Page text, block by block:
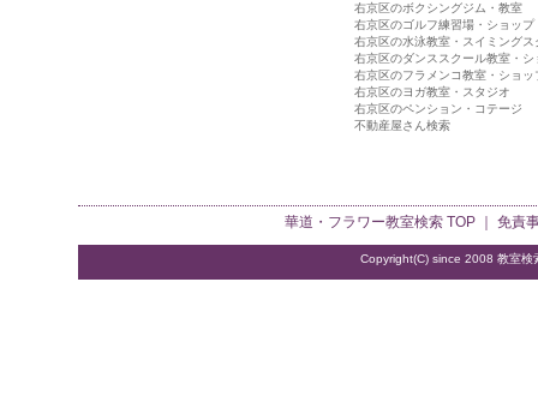
右京区のボクシングジム・教室
右京区のゴルフ練習場・ショップ
右京区の水泳教室・スイミングス
右京区のダンススクール教室・シ
右京区のフラメンコ教室・ショッ
右京区のヨガ教室・スタジオ
右京区のペンション・コテージ
不動産屋さん検索
華道・フラワー教室検索TOP ｜ 免責
Copyright(C) since 2008 教室検